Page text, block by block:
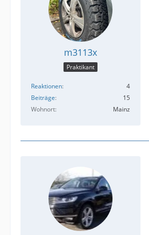
m3113x
Praktikant
Reaktionen
4
Beiträge
15
Wohnort
Mainz